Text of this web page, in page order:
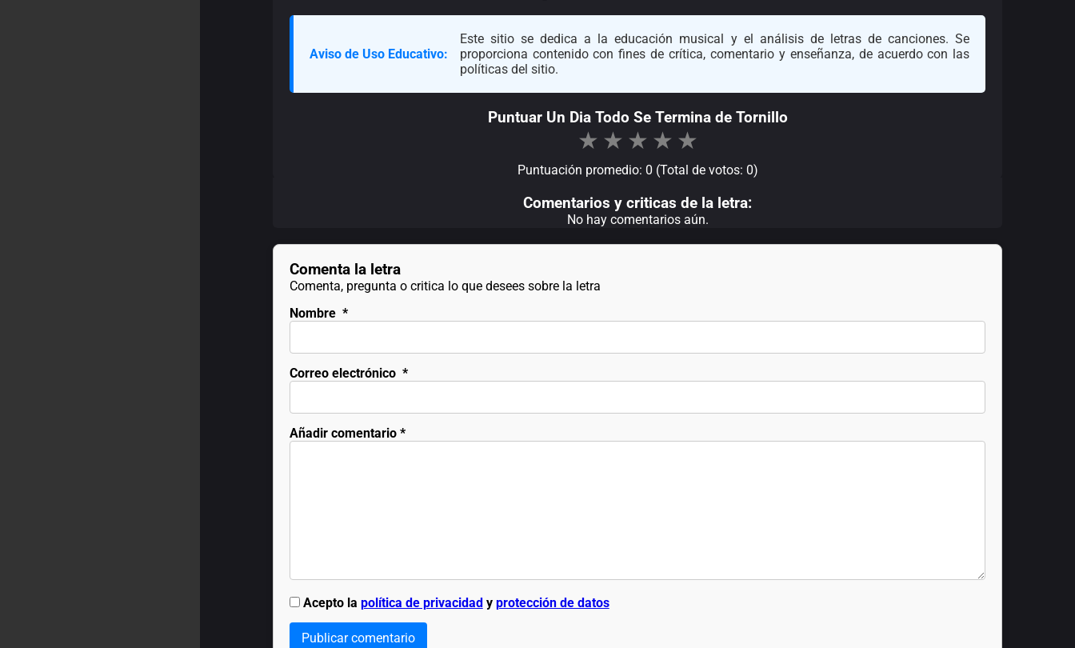
Aviso de Uso Educativo:
Este sitio se dedica a la educación musical y el análisis de letras de canciones. Se
proporciona contenido con fines de crítica, comentario y enseñanza, de acuerdo con las
políticas del sitio.
Puntuar Un Dia Todo Se Termina de Tornillo
★ ★ ★ ★ ★
Puntuación promedio: 0 (Total de votos: 0)
Comentarios y criticas de la letra:
No hay comentarios aún.
Comenta la letra
Comenta, pregunta o critica lo que desees sobre la letra
Nombre *
Correo electrónico *
Añadir comentario*
Acepto la política de privacidady protección de datos
Publicar comentario